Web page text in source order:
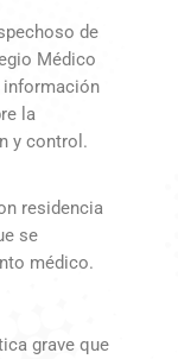
de
Médico
información
la
y control.
residencia
se
médico.
grave que